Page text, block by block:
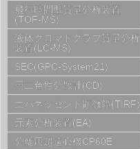
飛行時間型質量分析装置
(TOF-MS)
液体クロマトグラフ質量分析
装置(LC-MS)
SEC(GPC-System21)
円二色性分散計(CD)
エバネッセント顕微鏡(TIRF)
元素分析装置(EA)
分離用超遠心機CP60E